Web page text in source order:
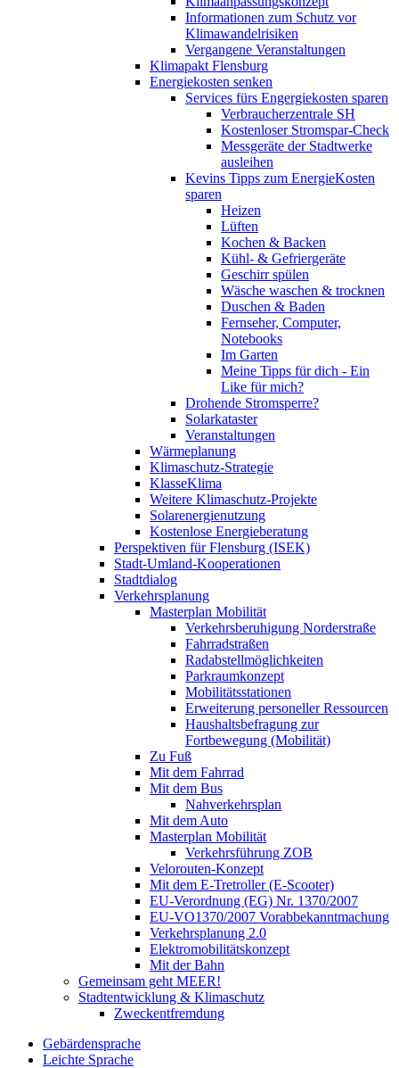
Informationen zum Schutz vor
Klimawandelrisiken
Vergangene Veranstaltungen
Klimapakt Flensburg
Energiekosten senken
Services fürs Engergiekosten sparen
Verbraucherzentrale SH
Kostenloser Stromspar-Check
Messgeräte der Stadtwerke
ausleihen
Kevins Tipps zum EnergieKosten
sparen
Heizen
Lüften
Kochen & Backen
Kühl- & Gefriergeräte
Geschirr spülen
Wäsche waschen & trocknen
Duschen & Baden
Fernseher, Computer,
Notebooks
Im Garten
Meine Tipps für dich - Ein
Like für mich?
Drohende Stromsperre?
Solarkataster
Veranstaltungen
Wärmeplanung
Klimaschutz-Strategie
KlasseKlima
Weitere Klimaschutz-Projekte
Solarenergienutzung
Kostenlose Energieberatung
Perspektiven für Flensburg (ISEK)
Stadt-Umland-Kooperationen
Stadtdialog
Verkehrsplanung
Masterplan Mobilität
Verkehrsberuhigung Norderstraße
Fahrradstraßen
Radabstellmöglichkeiten
Parkraumkonzept
Mobilitätsstationen
Erweiterung personeller Ressourcen
Haushaltsbefragung zur
Fortbewegung (Mobilität)
Zu Fuß
Mit dem Fahrrad
Mit dem Bus
Nahverkehrsplan
Mit dem Auto
Masterplan Mobilität
Verkehrsführung ZOB
Velorouten-Konzept
Mit dem E-Tretroller (E-Scooter)
EU-Verordnung (EG) Nr. 1370/2007
EU-VO1370/2007 Vorabbekanntmachung
Verkehrsplanung 2.0
Elektromobilitätskonzept
Mit der Bahn
Gemeinsam geht MEER!
Stadtentwicklung & Klimaschutz
Zweckentfremdung
Gebärdensprache
Leichte Sprache